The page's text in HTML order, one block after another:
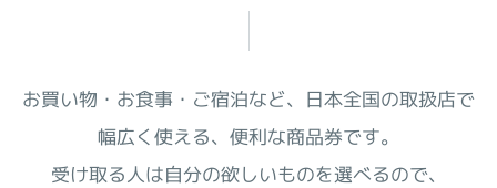
お買い物・お食事・ご宿泊など、日本全国の取扱店で
幅広く使える、便利な商品券です。
受け取る人は自分の欲しいものを選べるので、